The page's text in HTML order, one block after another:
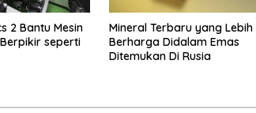
2 Bantu Mesin
seperti
Mineral Terbaru yang Lebih
Berharga Didalam Emas
Ditemukan Di Rusia